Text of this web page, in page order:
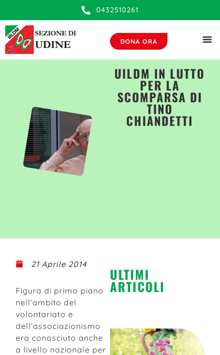
0432510261
DONA ORA
UILDM IN LUTTO
PER LA
SCOMPARSA DI
TINO
CHIANDETTI
21 Aprile 2014
Figura di primo piano
nell’ambito del
volontariato e
dell’associazionismo
era conosciuto anche
a livello nazionale per
ULTIMI
ARTICOLI